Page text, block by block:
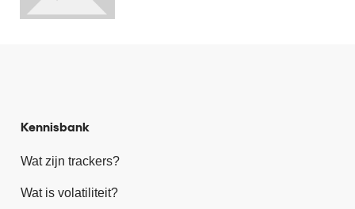
Kennisbank
Wat zijn trackers?
Wat is volatiliteit?